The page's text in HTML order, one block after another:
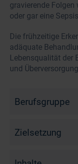
gravierende
oder gar eine
Die frühzeitige
adäquate
Lebensqualität der
und
Berufsgruppe
Zielsetzung